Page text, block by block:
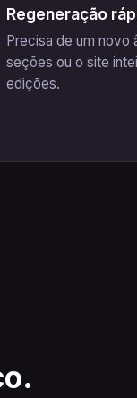
Regeneração
Precisa de um novo
seções ou o site
edições.